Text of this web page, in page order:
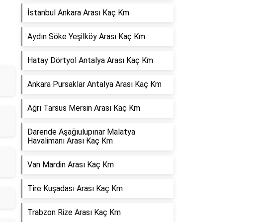
İstanbul Ankara Arası Kaç Km
Aydın Söke Yeşilköy Arası Kaç Km
Hatay Dörtyol Antalya Arası Kaç Km
Ankara Pursaklar Antalya Arası Kaç Km
Ağrı Tarsus Mersin Arası Kaç Km
Darende Aşağıulupınar Malatya
Havalimanı Arası Kaç Km
Van Mardin Arası Kaç Km
Tire Kuşadası Arası Kaç Km
Trabzon Rize Arası Kaç Km